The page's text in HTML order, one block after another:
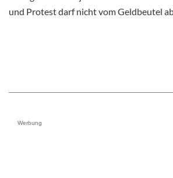
und Protest darf nicht vom Geldbeutel
Werbung